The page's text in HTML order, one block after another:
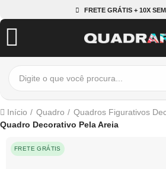
FRETE GRÁTIS + 10X
Início Quadro
Quadros Figurativos
Quadro Decorativo Pela Areia
FRETE GRÁTIS